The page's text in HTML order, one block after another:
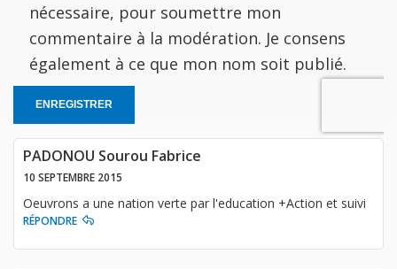
nécessaire, pour soumettre mon
commentaire à la modération. Je consens
également à ce que mon nom soit publié.
ENREGISTRER
PADONOU Sourou Fabrice
10 SEPTEMBRE 2015
Oeuvrons a une nation verte par l'education +Action et suivi
RÉPONDRE